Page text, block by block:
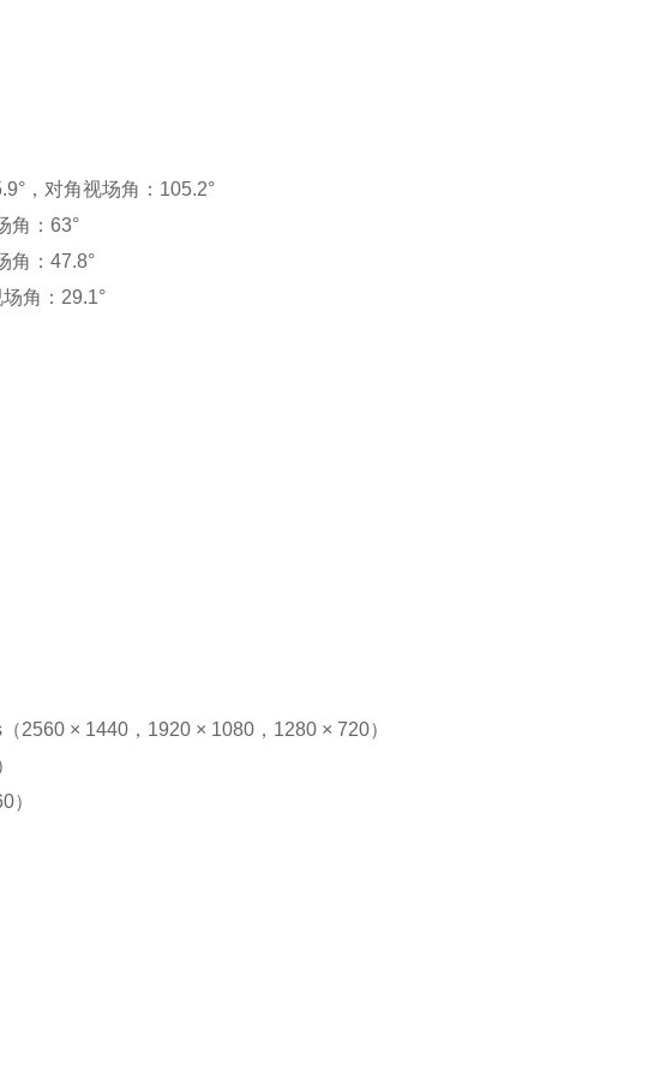
，对角视场角：105.2°
角：63°
角：47.8°
角：29.1°
2560 × 1440，1920 × 1080，1280 × 720）
）